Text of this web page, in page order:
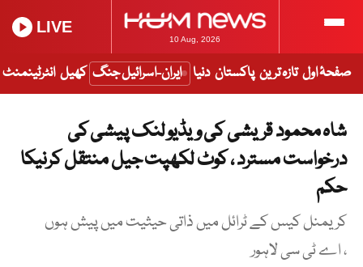
10 Aug, 2026
LIVE
صفحۂ اول تازہ ترین پاکستان دنیا ایران-اسرائیل جنگ کھیل انٹرٹینمنٹ
شاہ محمود قریشی کی ویڈیو لنک پیشی کی
درخواست مسترد ، کوٹ لکھپت جیل منتقل کرنیکا
حکم
کریمنل کیس کے ٹرائل میں ذاتی حیثیت میں پیش ہوں
، اے ٹی سی لاہور